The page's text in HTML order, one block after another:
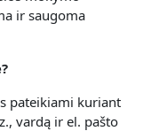
ir saugoma
pateikiami kuriant
vardą ir el. pašto